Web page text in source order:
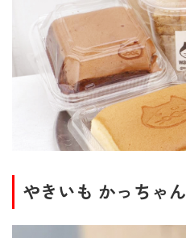
やきいも かっちゃん